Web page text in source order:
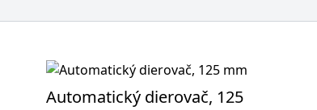
Automatický dierovač, 125